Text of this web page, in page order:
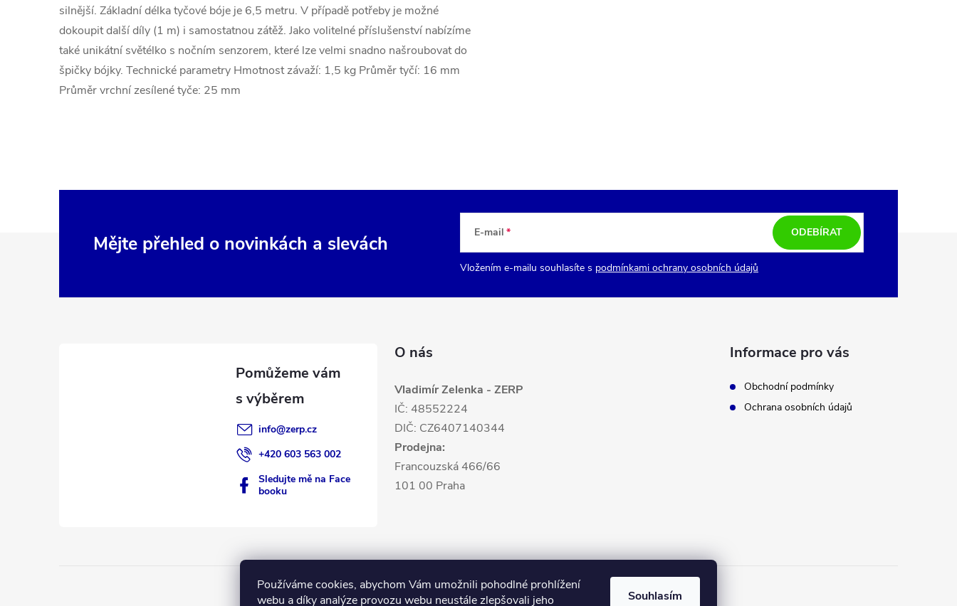
Používáme cookies, abychom Vám umožnili pohodlné prohlížení
webu a díky analýze provozu webu neustále zlepšovali jeho
Souhlasím
silnější. Základní délka tyčové bóje je 6,5 metru. V případě potřeby je možné
dokoupit další díly (1 m) i samostatnou zátěž. Jako volitelné příslušenství nabízíme
také unikátní světélko s nočním senzorem, které lze velmi snadno našroubovat do
špičky bójky. Technické parametry Hmotnost závaží: 1,5 kg Průměr tyčí: 16 mm
Průměr vrchní zesílené tyče: 25 mm
Mějte přehled o novinkách a slevách E-mail
Vložením e-mailu souhlasíte s podmínkami ochrany osobních údajů
ODEBÍRAT
info@zerp.cz
+420 603 563 002
Sledujte mě na Face
booku
O nás
Vladimír Zelenka - ZERP
IČ: 48552224
DIČ: CZ6407140344
Prodejna:
Francouzská 466/66
101 00 Praha
Informace pro vás
Obchodní podmínky
Ochrana osobních údajů